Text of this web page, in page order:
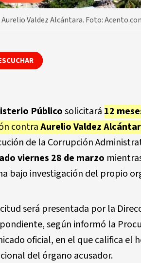
Valdez Alcántara. Foto:
Públicosolicitará 12
contraAurelio Valdez
de la Corrupción
viernes 28 de marzo
bajo investigación del propio
será presentada por la
según informó la
oficial, en el que califica el
del órgano acusador.